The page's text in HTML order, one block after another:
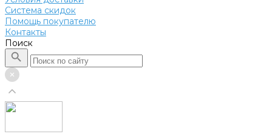
Система скидок
Помощь покупателю
Контакты
Поиск